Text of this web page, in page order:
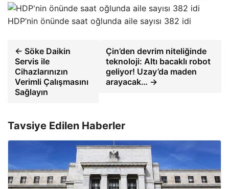
HDP’nin önünde saat oğlunda aile sayısı 382 idi
← Söke Daikin
Servis ile
Cihazlarınızın
Verimli Çalışmasını
Sağlayın
Çin’den devrim niteliğinde
teknoloji: Altı bacaklı robot
geliyor! Uzay’da maden
arayacak… →
Tavsiye Edilen Haberler